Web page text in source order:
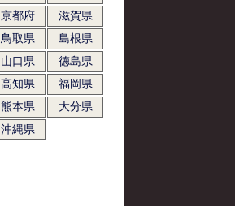
京都府
滋賀県
鳥取県
島根県
山口県
徳島県
高知県
福岡県
熊本県
大分県
沖縄県